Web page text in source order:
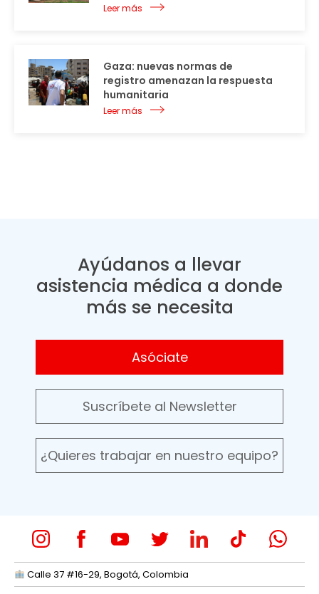
Leer más
Gaza: nuevas normas de
registro amenazan la respuesta
humanitaria
Leer más
Ayúdanos a llevar
asistencia médica a donde
más se necesita
Asóciate
Suscríbete al Newsletter
¿Quieres trabajar en nuestro equipo?
Calle 37 #16-29, Bogotá, Colombia